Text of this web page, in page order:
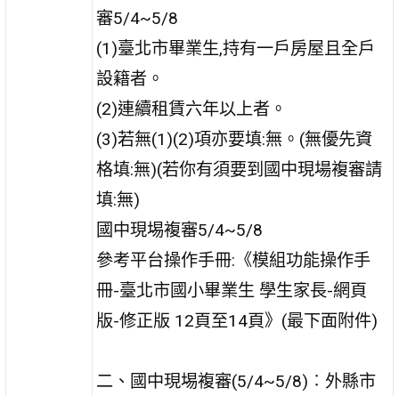
審5/4~5/8
(1)臺北市畢業生,持有一戶房屋且全戶
設籍者。
(2)連續租賃六年以上者。
(3)若無(1)(2)項亦要填:無。(無優先資
格填:無)(若你有須要到國中現場複審請
填:無)
國中現埸複審5/4~5/8
參考平台操作手冊:《模組功能操作手
冊-臺北市國小畢業生 學生家長-網頁
版-修正版 12頁至14頁》(最下面附件)
二、國中現埸複審(5/4~5/8)︰外縣市